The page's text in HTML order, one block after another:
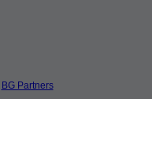
BG Partners